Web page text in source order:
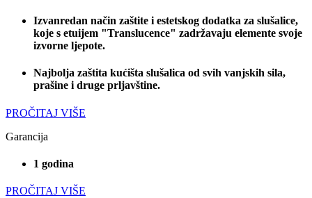
Izvanredan način zaštite i estetskog dodatka za slušalice,
koje s etuijem "Translucence" zadržavaju elemente svoje
izvorne ljepote.
Najbolja zaštita kućišta slušalica od svih vanjskih sila,
prašine i druge prljavštine.
PROČITAJ VIŠE
Garancija
1 godina
PROČITAJ VIŠE